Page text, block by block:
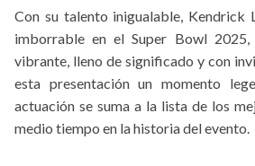
Con su talento inigualable, Kendrick
imborrable en el Super Bowl 2025,
vibrante, lleno de significado y con
esta presentación un momento
actuación se suma a la lista de los
medio tiempo en la historia del evento.